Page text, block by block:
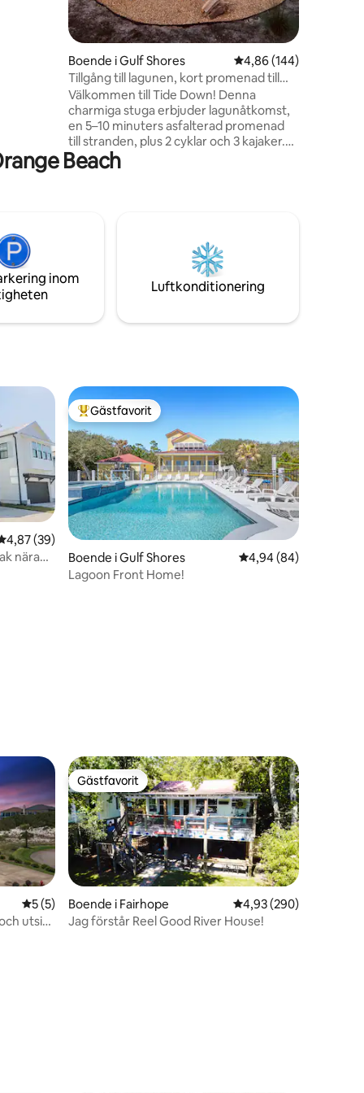
Boende i Gulf Shores 4,86 av 5 i
4,86 (144)
Tillgång till lagunen, kort promenad till
stranden, sovplatser för 10!
Välkommen till Tide Down! Denna
charmiga stuga erbjuder lagunåtkomst,
en 5–10 minuters asfalterad promenad
till stranden, plus 2 cyklar och 3 kajaker.
Sovplats för upp till 10 med 3 sovrum, 2,5
badrum, våningssängar, queens och en
vissa undantag kan göras med 500 USD i
deposition, fullt återbetalningsbar i
avvaktan på inga skador. Snowbird-
rabatter tillgängliga.
Beach
inom
Luftkonditionering
av 5 i genomsnittligt betyg, 39 omdömen
4,87 (39)
nära
Populär gästfavorit
Gästfavorit
Boende i Gulf Shores 4,94 av 5 i
4,94 (84)
Lagoon Front Home!
5 av 5 i genomsnittligt betyg, 5 omdömen
5 (5)
utsikt
Gästfavorit
Gästfavorit
Boende i Fairhope 4,93 av 5 i
4,93 (290)
Jag förstår Reel Good River House!